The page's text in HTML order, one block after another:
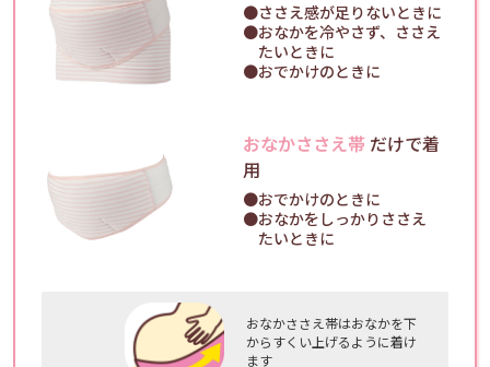
●ささえ感が足りないときに
●おなかを冷やさず、ささえ
たいときに
●おでかけのときに
おなかささえ帯 だけで着
用
●おでかけのときに
●おなかをしっかりささえ
たいときに
おなかささえ帯はおなかを下
からすくい上げるように着け
ます